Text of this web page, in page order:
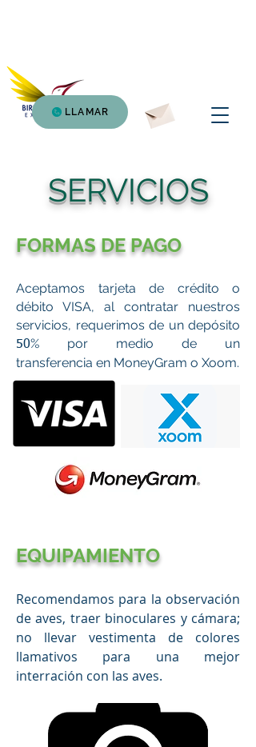
Expedition
LLAMAR
SERVICIOS
FORMAS DE PAGO
Aceptamos tarjeta de crédito o
débito VISA, al contratar nuestros
servicios, requerimos de un depósito
50% por medio de un
transferencia en MoneyGram o Xoom.
EQUIPAMIENTO
Recomendamos para la observación
de aves, traer binoculares y cámara;
no llevar vestimenta de colores
llamativos para una mejor
interración con las aves.